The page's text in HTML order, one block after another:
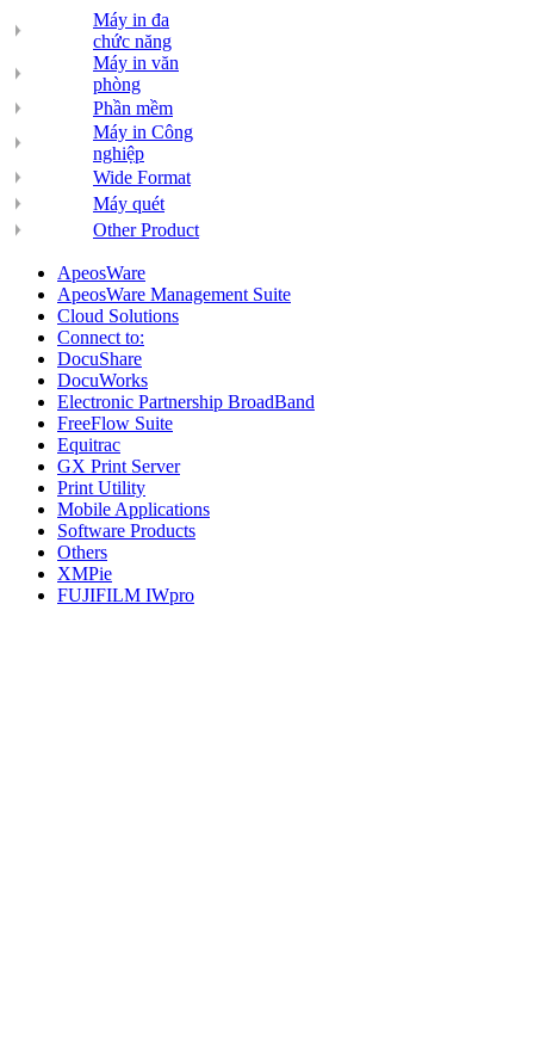
Máy in đa
chức năng
Máy in văn
phòng
Phần mềm
Máy in Công
nghiệp
Wide Format
Máy quét
Other Product
ApeosWare
ApeosWare Management Suite
Cloud Solutions
Connect to:
DocuShare
DocuWorks
Electronic Partnership BroadBand
FreeFlow Suite
Equitrac
GX Print Server
Print Utility
Mobile Applications
Software Products
Others
XMPie
FUJIFILM IWpro